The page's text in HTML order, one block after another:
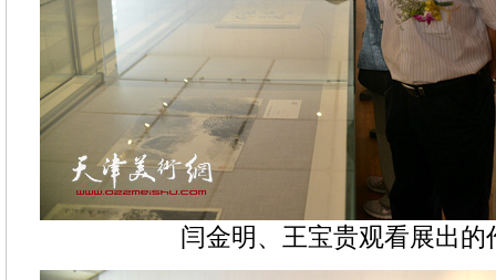
闫金明、王宝贵观看展出的